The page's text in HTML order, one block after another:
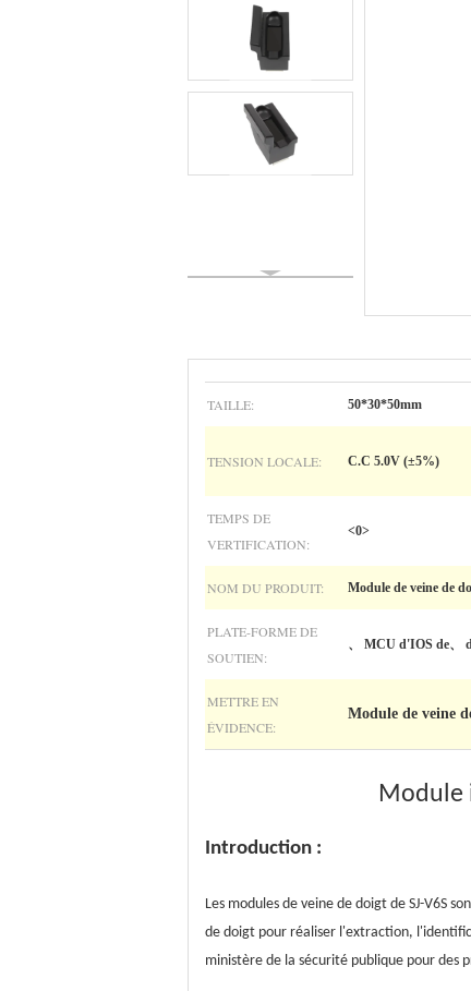
TAILLE: 50*30*50mm
TENSION LOCALE: C.C 5.0V (±5%)
TEMPS DE
VERTIFICATION:
<0>
NOM DU PRODUIT: Module de veine de
PLATE-FORME DE
SOUTIEN:
、 MCU d'IOS de、
METTRE EN
ÉVIDENCE:
Module de veine
Module
Introduction :
Les modules de veine de doigt de SJ-V6S
de doigt pour réaliser l'extraction,
ministère de la sécurité publique pour des